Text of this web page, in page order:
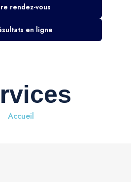
rendez-vous
en ligne
Accueil